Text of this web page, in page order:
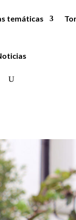
temáticas